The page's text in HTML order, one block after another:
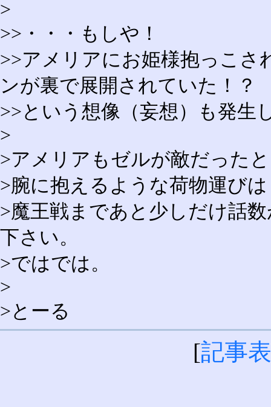
>
>>・・・もしや！
>>アメリアにお姫様抱っこさ
ンが裏で展開されていた！？
>>という想像（妄想）も発生
>
>アメリアもゼルが敵だった
>腕に抱えるような荷物運び
>魔王戦まであと少しだけ話
下さい。
>ではでは。
>
>とーる
[記事